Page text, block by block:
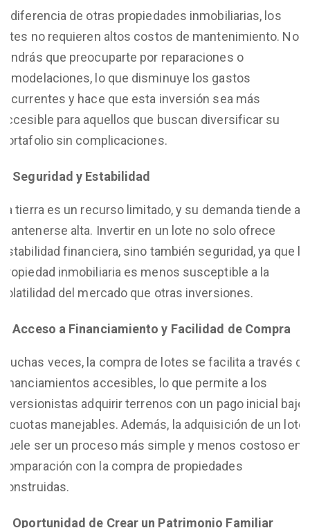
A diferencia de otras propiedades inmobiliarias, los
lotes no requieren altos costos de mantenimiento. No
tendrás que preocuparte por reparaciones o
remodelaciones, lo que disminuye los gastos
recurrentes y hace que esta inversión sea más
accesible para aquellos que buscan diversificar su
portafolio sin complicaciones.
Seguridad y Estabilidad
La tierra es un recurso limitado, y su demanda tiende a
mantenerse alta. Invertir en un lote no solo ofrece
estabilidad financiera, sino también seguridad, ya que la
propiedad inmobiliaria es menos susceptible a la
volatilidad del mercado que otras inversiones.
Acceso a Financiamiento y Facilidad de Compra
Muchas veces, la compra de lotes se facilita a través de
financiamientos accesibles, lo que permite a los
inversionistas adquirir terrenos con un pago inicial bajo
y cuotas manejables. Además, la adquisición de un lote
suele ser un proceso más simple y menos costoso en
comparación con la compra de propiedades
construidas.
Oportunidad de Crear un Patrimonio Familiar